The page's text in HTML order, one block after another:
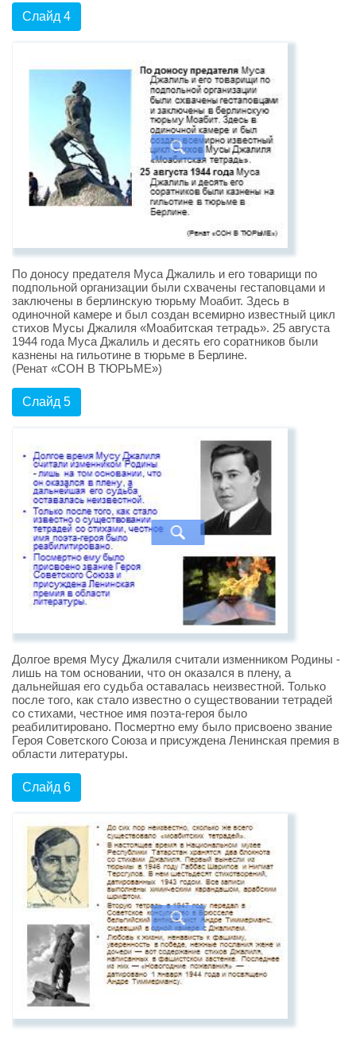
Слайд 4
По доносу предателя Муса Джалиль и его товарищи по
подпольной организации были схвачены гестаповцами и
заключены в берлинскую тюрьму Моабит. Здесь в
одиночной камере и был создан всемирно известный цикл
стихов Мусы Джалиля «Моабитская тетрадь». 25 августа
1944 года Муса Джалиль и десять его соратников были
казнены на гильотине в тюрьме в Берлине.
(Ренат «СОН В ТЮРЬМЕ»)
Слайд 5
Долгое время Мусу Джалиля считали изменником Родины -
лишь на том основании, что он оказался в плену, а
дальнейшая его судьба оставалась неизвестной. Только
после того, как стало известно о существовании тетрадей
со стихами, честное имя поэта-героя было
реабилитировано. Посмертно ему было присвоено звание
Героя Советского Союза и присуждена Ленинская премия в
области литературы.
Слайд 6